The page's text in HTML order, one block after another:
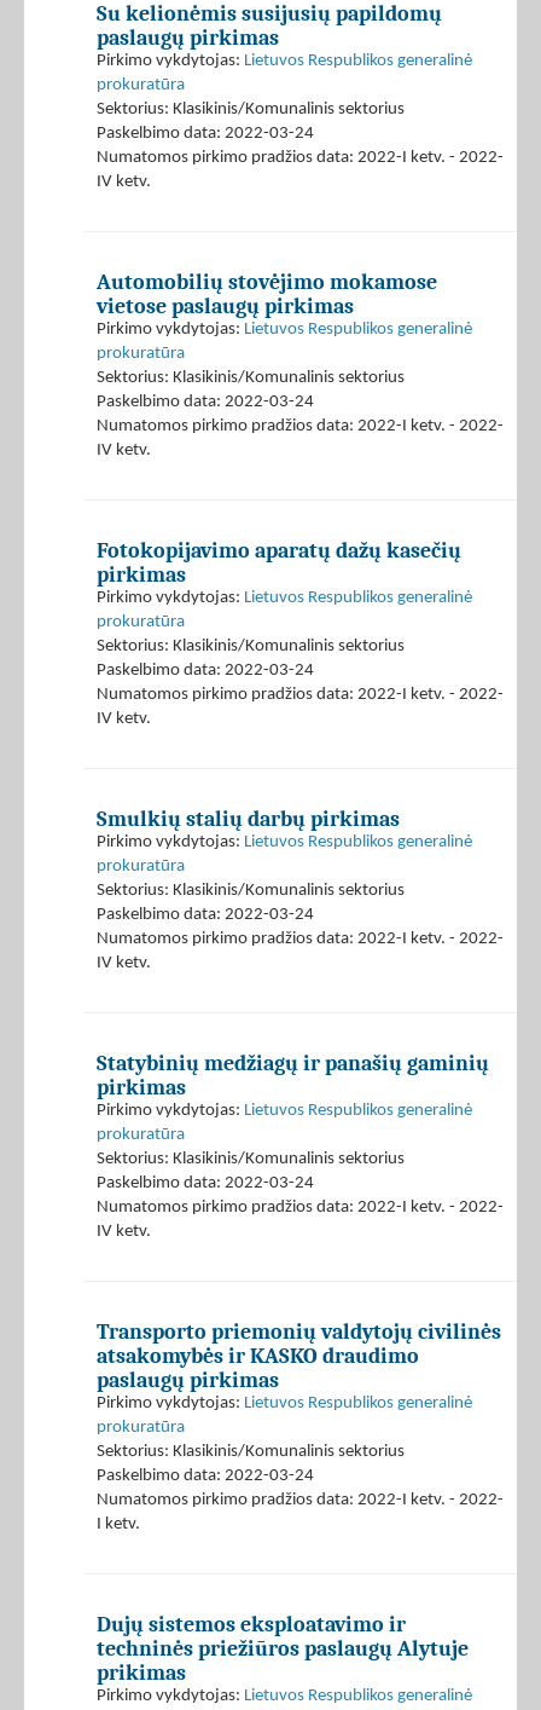
Su kelionėmis susijusių papildomų
paslaugų pirkimas
Pirkimo vykdytojas: Lietuvos Respublikos generalinė
prokuratūra
Sektorius: Klasikinis/Komunalinis sektorius
Paskelbimo data: 2022-03-24
Numatomos pirkimo pradžios data: 2022-I ketv. - 2022-
IV ketv.
Automobilių stovėjimo mokamose
vietose paslaugų pirkimas
Pirkimo vykdytojas: Lietuvos Respublikos generalinė
prokuratūra
Sektorius: Klasikinis/Komunalinis sektorius
Paskelbimo data: 2022-03-24
Numatomos pirkimo pradžios data: 2022-I ketv. - 2022-
IV ketv.
Fotokopijavimo aparatų dažų kasečių
pirkimas
Pirkimo vykdytojas: Lietuvos Respublikos generalinė
prokuratūra
Sektorius: Klasikinis/Komunalinis sektorius
Paskelbimo data: 2022-03-24
Numatomos pirkimo pradžios data: 2022-I ketv. - 2022-
IV ketv.
Smulkių stalių darbų pirkimas
Pirkimo vykdytojas: Lietuvos Respublikos generalinė
prokuratūra
Sektorius: Klasikinis/Komunalinis sektorius
Paskelbimo data: 2022-03-24
Numatomos pirkimo pradžios data: 2022-I ketv. - 2022-
IV ketv.
Statybinių medžiagų ir panašių gaminių
pirkimas
Pirkimo vykdytojas: Lietuvos Respublikos generalinė
prokuratūra
Sektorius: Klasikinis/Komunalinis sektorius
Paskelbimo data: 2022-03-24
Numatomos pirkimo pradžios data: 2022-I ketv. - 2022-
IV ketv.
Transporto priemonių valdytojų civilinės
atsakomybės ir KASKO draudimo
paslaugų pirkimas
Pirkimo vykdytojas: Lietuvos Respublikos generalinė
prokuratūra
Sektorius: Klasikinis/Komunalinis sektorius
Paskelbimo data: 2022-03-24
Numatomos pirkimo pradžios data: 2022-I ketv. - 2022-
I ketv.
Dujų sistemos eksploatavimo ir
techninės priežiūros paslaugų Alytuje
prikimas
Pirkimo vykdytojas: Lietuvos Respublikos generalinė